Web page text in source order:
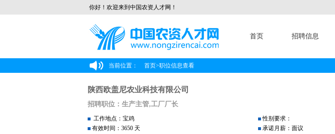
你好！欢迎来到中国农资人才网！
首页 招聘信息
当前位置： 首页>职位信息查看
陕西欧盖尼农业科技有限公司
招聘职位：生产主管,工厂厂长
工作地点：宝鸡
有效时间：3650 天
性别要求：
承诺月薪：面议